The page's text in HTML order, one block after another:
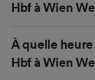
Hbf à Wien
À quelle
Hbf à Wien